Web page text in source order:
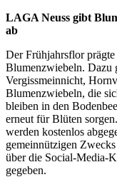
LAGA Neuss gibt
ab
Der Frühjahrsflor
Blumenzwiebeln. Dazu
Vergissmeinnicht,
Blumenzwiebeln, die
bleiben in den
erneut für Blüten
werden kostenlos
gemeinnützigen
über die Social-Media-
gegeben.